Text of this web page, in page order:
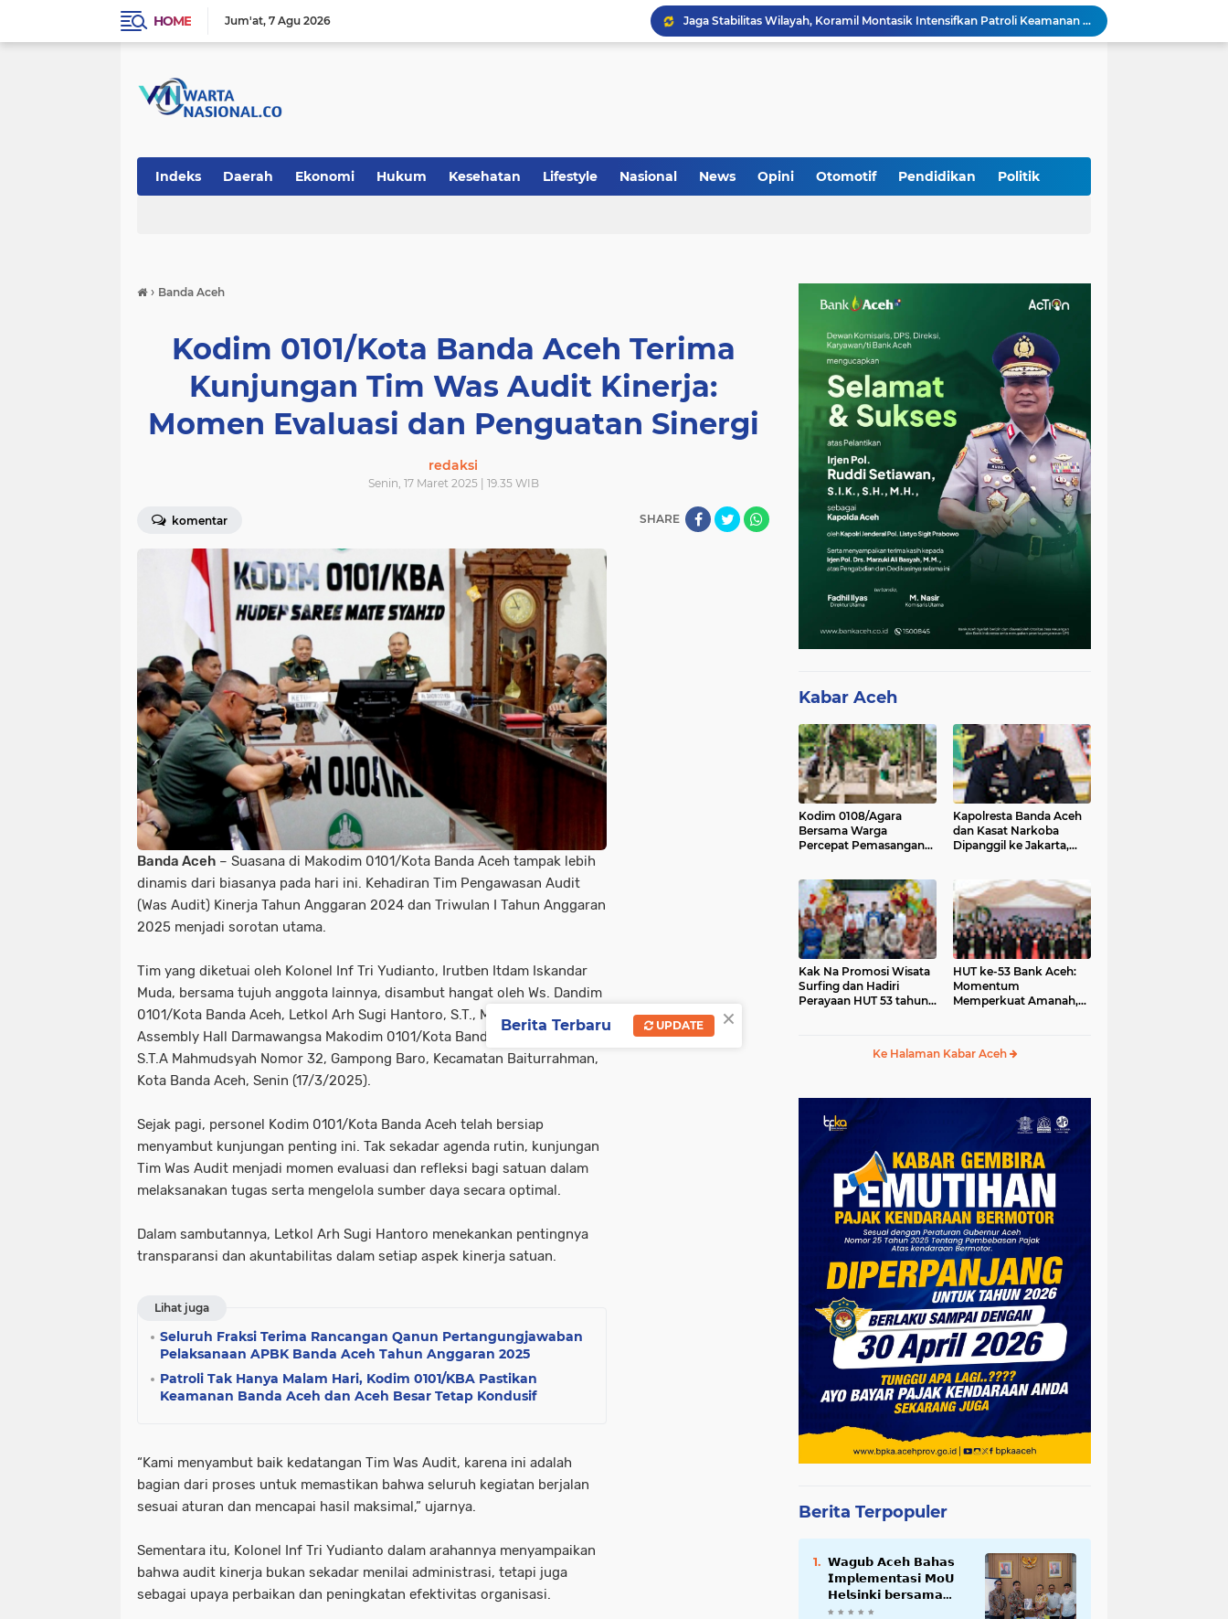
HOME Jum'at 7 Agu 2026
Jaga Stabilitas Wilayah, Koramil Montasik Intensifkan Patroli Keamanan di Desa Binaan
Pimpin Upacara Pembaretan 65 Bintara Remaja Brimob, Kapolda Aceh: Baret Adalah Simbol Kehormatan
Anggota Koramil 05/Mesjid Raya Gelar Acara Lepas Sambut Danramil
Indeks Daerah Ekonomi Hukum Kesehatan Lifestyle Nasional News Opini Otomotif Pendidikan Politik
› Banda Aceh
Kodim 0101/Kota Banda Aceh Terima
Kunjungan Tim Was Audit Kinerja:
Momen Evaluasi dan Penguatan Sinergi
redaksi
Senin, 17 Maret 2025 | 19.35 WIB
komentar SHARE
Banda Aceh – Suasana di Makodim 0101/Kota Banda Aceh tampak lebih
dinamis dari biasanya pada hari ini. Kehadiran Tim Pengawasan Audit
(Was Audit) Kinerja Tahun Anggaran 2024 dan Triwulan I Tahun Anggaran
2025 menjadi sorotan utama.
Tim yang diketuai oleh Kolonel Inf Tri Yudianto, Irutben Itdam Iskandar
Muda, bersama tujuh anggota lainnya, disambut hangat oleh Ws. Dandim
0101/Kota Banda Aceh, Letkol Arh Sugi Hantoro, S.T., M.I.P., di Ruang
Assembly Hall Darmawangsa Makodim 0101/Kota Banda Aceh, Jalan
S.T.A Mahmudsyah Nomor 32, Gampong Baro, Kecamatan Baiturrahman,
Kota Banda Aceh, Senin (17/3/2025).
Sejak pagi, personel Kodim 0101/Kota Banda Aceh telah bersiap
menyambut kunjungan penting ini. Tak sekadar agenda rutin, kunjungan
Tim Was Audit menjadi momen evaluasi dan refleksi bagi satuan dalam
melaksanakan tugas serta mengelola sumber daya secara optimal.
Dalam sambutannya, Letkol Arh Sugi Hantoro menekankan pentingnya
transparansi dan akuntabilitas dalam setiap aspek kinerja satuan.
Lihat juga
Seluruh Fraksi Terima Rancangan Qanun Pertangungjawaban
Pelaksanaan APBK Banda Aceh Tahun Anggaran 2025
Patroli Tak Hanya Malam Hari, Kodim 0101/KBA Pastikan
Keamanan Banda Aceh dan Aceh Besar Tetap Kondusif
“Kami menyambut baik kedatangan Tim Was Audit, karena ini adalah
bagian dari proses untuk memastikan bahwa seluruh kegiatan berjalan
sesuai aturan dan mencapai hasil maksimal,” ujarnya.
Sementara itu, Kolonel Inf Tri Yudianto dalam arahannya menyampaikan
bahwa audit kinerja bukan sekadar menilai administrasi, tetapi juga
sebagai upaya perbaikan dan peningkatan efektivitas organisasi.
Kabar Aceh
Kodim 0108/Agara
Bersama Warga
Percepat Pemasangan
Ger-Ger Aceh Tenggara
Kapolresta Banda Aceh
dan Kasat Narkoba
Dipanggil ke Jakarta,
Kak Na Promosi Wisata
Surfing dan Hadiri
Perayaan HUT 53 tahun
HUT ke-53 Bank Aceh:
Momentum
Memperkuat Amanah,
Ke Halaman Kabar Aceh
Berita Terpopuler
𝗪𝗮𝗴𝘂𝗯 𝗔𝗰𝗲𝗵 𝗕𝗮𝗵𝗮𝘀
𝗜𝗺𝗽𝗹𝗲𝗺𝗲𝗻𝘁𝗮𝘀𝗶 𝗠𝗼𝗨
𝗛𝗲𝗹𝘀𝗶𝗻𝗸𝗶 𝗯𝗲𝗿𝘀𝗮𝗺𝗮
𝗦𝗲𝗸𝗿𝗲𝘁𝗮𝗿𝗶𝗮𝘁 𝗡𝗲𝗴𝗮𝗿𝗮
×
Berita Terbaru UPDATE